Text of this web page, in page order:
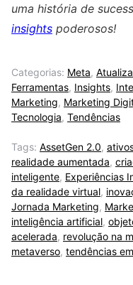
uma história de
insights poderosos!
Categorias: Meta,
Ferramentas, Insights,
Marketing, Marketing
Tecnologia, Tendências
Tags: AssetGen 2.0,
realidade aumentada,
inteligente, Experiências
da realidade virtual,
Jornada Marketing,
inteligência artificial,
acelerada, revolução na
metaverso, tendências